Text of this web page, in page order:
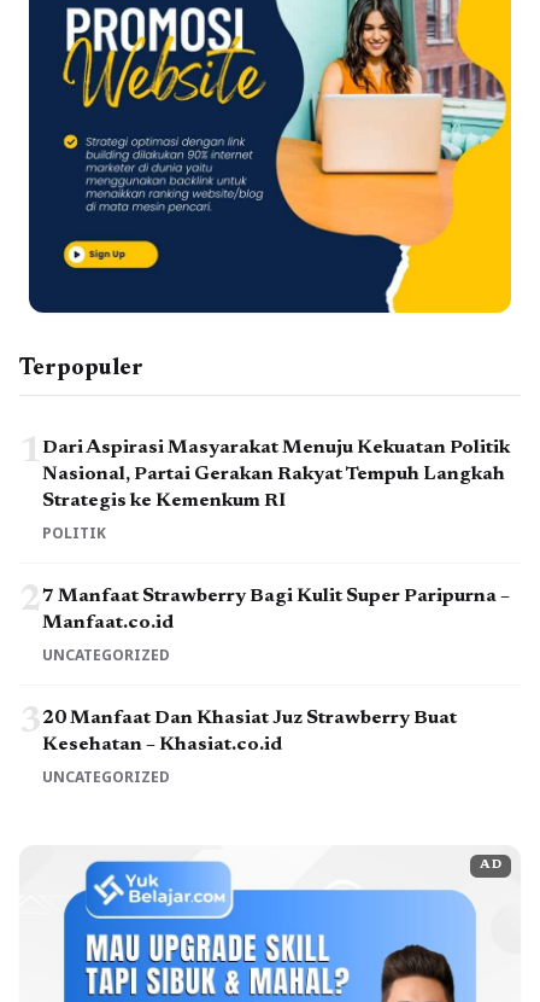
Terpopuler
1 Dari Aspirasi Masyarakat Menuju Kekuatan Politik
Nasional, Partai Gerakan Rakyat Tempuh Langkah
Strategis ke Kemenkum RI
POLITIK
27 Manfaat Strawberry Bagi Kulit Super Paripurna –
Manfaat.co.id
UNCATEGORIZED
320 Manfaat Dan Khasiat Juz Strawberry Buat
Kesehatan – Khasiat.co.id
UNCATEGORIZED
AD